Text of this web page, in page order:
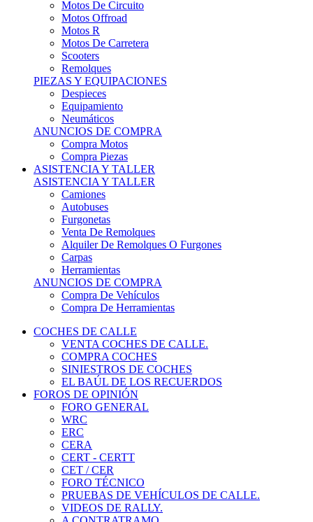
Motos R
Motos De Carretera
Scooters
Remolques
PIEZAS Y EQUIPACIONES
Despieces
Equipamiento
Neumáticos
ANUNCIOS DE COMPRA
Compra Motos
Compra Piezas
ASISTENCIA Y TALLER
ASISTENCIA Y TALLER
Camiones
Autobuses
Furgonetas
Venta De Remolques
Alquiler De Remolques O Furgones
Carpas
Herramientas
ANUNCIOS DE COMPRA
Compra De Vehículos
Compra De Herramientas
COCHES DE CALLE
VENTA COCHES DE CALLE.
COMPRA COCHES
SINIESTROS DE COCHES
EL BAÚL DE LOS RECUERDOS
FOROS DE OPINIÓN
FORO GENERAL
WRC
ERC
CERA
CERT - CERTT
CET / CER
FORO TÉCNICO
PRUEBAS DE VEHÍCULOS DE CALLE.
VIDEOS DE RALLY.
A CONTRATRAMO
TIENDA ONLINE